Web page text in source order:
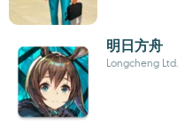
明日方舟
Longcheng Ltd.